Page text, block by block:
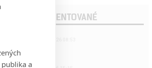
KOMENTOVANÉ
彈專家
a